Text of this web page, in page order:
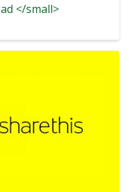
</small>